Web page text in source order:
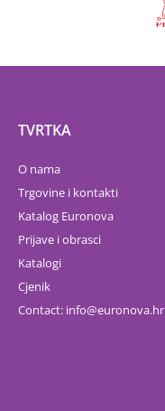
TVRTKA
O nama
Trgovine i kontakti
Katalog Euronova
Prijave i obrasci
Katalogi
Cjenik
Contact: info euronova.hr